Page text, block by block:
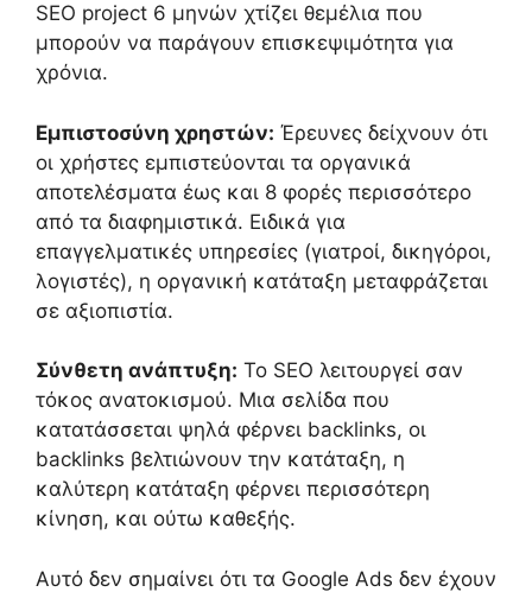
SEO project 6 μηνών χτίζει θεμέλια που
μπορούν να παράγουν επισκεψιμότητα για
χρόνια.
Εμπιστοσύνη χρηστών: Έρευνες δείχνουν ότι
οι χρήστες εμπιστεύονται τα οργανικά
αποτελέσματα έως και 8 φορές περισσότερο
από τα διαφημιστικά. Ειδικά για
επαγγελματικές υπηρεσίες (γιατροί, δικηγόροι,
λογιστές), η οργανική κατάταξη μεταφράζεται
σε αξιοπιστία.
Σύνθετη ανάπτυξη: Το SEO λειτουργεί σαν
τόκος ανατοκισμού. Μια σελίδα που
κατατάσσεται ψηλά φέρνει backlinks, οι
backlinks βελτιώνουν την κατάταξη, η
καλύτερη κατάταξη φέρνει περισσότερη
κίνηση, και ούτω καθεξής.
Αυτό δεν σημαίνει ότι τα Google Ads δεν έχουν